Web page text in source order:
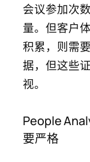
会议参加次
量。但客户
积累，则需
据，但这些
视。
People
要严格